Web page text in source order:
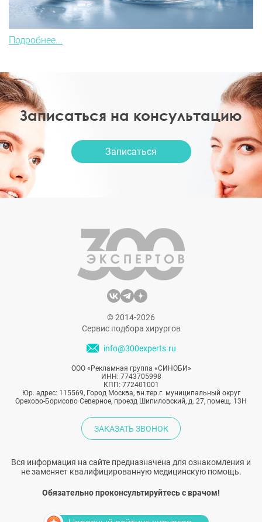
Подробнее...
Записаться на консультацию
Записаться
© 2014-2026
Сервис подбора хирургов
info@300experts.ru
ООО «Рекламная группа «СИНОБИ»
ИНН: 7743705998
КПП: 772401001
Юр. адрес: 115569, Город Москва, вн.тер.г. муниципальный округ
Орехово-Борисово Северное, проезд Шипиловский, д. 27, помещ. 13Н
ЗАКАЗАТЬ ЗВОНОК
Вся информация на сайте предназначена для ознакомления и
не заменяет квалифицированную медицинскую помощь.
Обязательно проконсультируйтесь с врачом!